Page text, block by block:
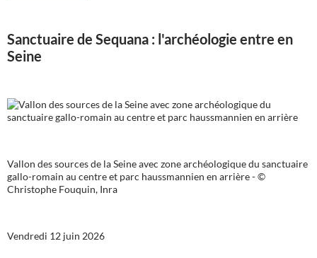
Sanctuaire de Sequana : l'archéologie entre en
Seine
Vallon des sources de la Seine avec zone archéologique du sanctuaire
gallo-romain au centre et parc haussmannien en arrière - ©
Christophe Fouquin, Inra
Vendredi 12 juin 2026